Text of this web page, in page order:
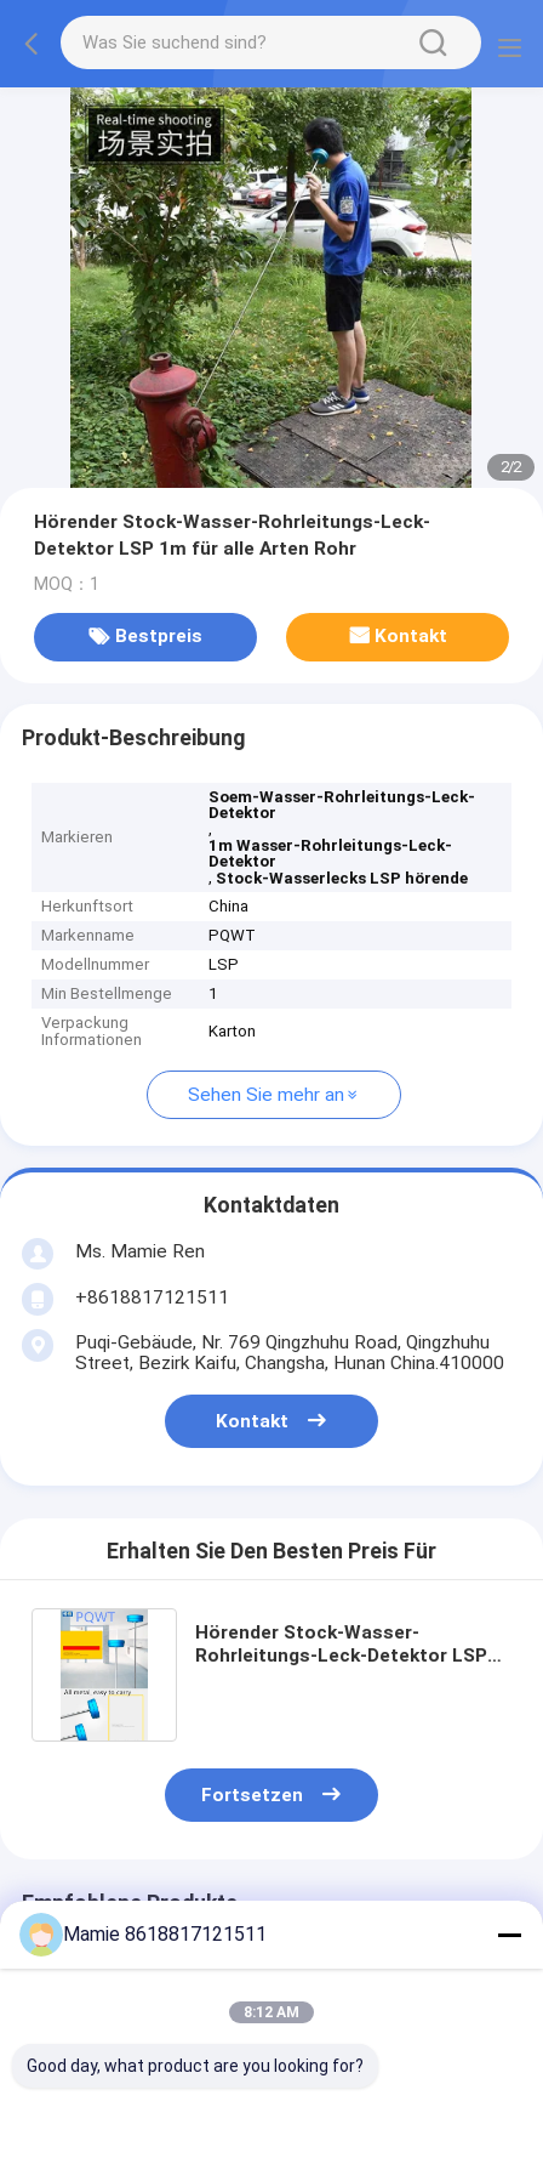
2/2
Hörender Stock-Wasser-Rohrleitungs-Leck-
Detektor LSP 1m für alle Arten Rohr
MOQ：1
Bestpreis Kontakt
Produkt-Beschreibung
Markieren
Soem-Wasser-Rohrleitungs-Leck-
Detektor
,
1m Wasser-Rohrleitungs-Leck-
Detektor
, Stock-Wasserlecks LSP hörende
Herkunftsort
China
Markenname
PQWT
Modellnummer
LSP
Min Bestellmenge
1
Verpackung
Informationen
Karton
Sehen Sie mehr an
Kontaktdaten
Ms. Mamie Ren
+8618817121511
Puqi-Gebäude, Nr. 769 Qingzhuhu Road, Qingzhuhu
Street, Bezirk Kaifu, Changsha, Hunan China.410000
Kontakt
Erhalten Sie Den Besten Preis Für
Hörender Stock-Wasser-
Rohrleitungs-Leck-Detektor LSP
Fortsetzen
Empfohlene Produkte
Mamie 8618817121511
8:12 AM
Good day, what product are you looking for?